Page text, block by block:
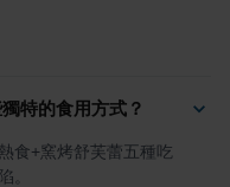
特的食用方式？
食+窯烤舒芙蕾五種吃
。